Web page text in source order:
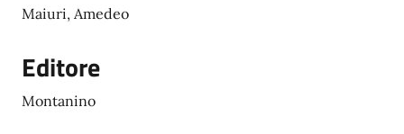
Maiuri, Amedeo
Editore
Montanino